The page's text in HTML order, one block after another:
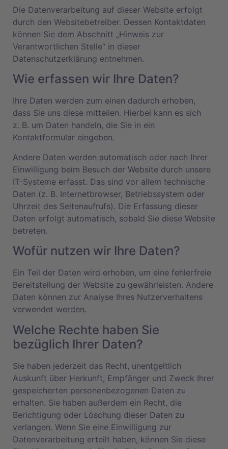
Die Datenverarbeitung auf dieser Website erfolgt
durch den Websitebetreiber. Dessen Kontaktdaten
können Sie dem Abschnitt „Hinweis zur
Verantwortlichen Stelle“ in dieser
Datenschutzerklärung entnehmen.
Wie erfassen wir Ihre Daten?
Ihre Daten werden zum einen dadurch erhoben,
dass Sie uns diese mitteilen. Hierbei kann es sich
z. B. um Daten handeln, die Sie in ein
Kontaktformular eingeben.
Andere Daten werden automatisch oder nach Ihrer
Einwilligung beim Besuch der Website durch unsere
IT-Systeme erfasst. Das sind vor allem technische
Daten (z. B. Internetbrowser, Betriebssystem oder
Uhrzeit des Seitenaufrufs). Die Erfassung dieser
Daten erfolgt automatisch, sobald Sie diese Website
betreten.
Wofür nutzen wir Ihre Daten?
Ein Teil der Daten wird erhoben, um eine fehlerfreie
Bereitstellung der Website zu gewährleisten. Andere
Daten können zur Analyse Ihres Nutzerverhaltens
verwendet werden.
Welche Rechte haben Sie
bezüglich Ihrer Daten?
Sie haben jederzeit das Recht, unentgeltlich
Auskunft über Herkunft, Empfänger und Zweck Ihrer
gespeicherten personenbezogenen Daten zu
erhalten. Sie haben außerdem ein Recht, die
Berichtigung oder Löschung dieser Daten zu
verlangen. Wenn Sie eine Einwilligung zur
Datenverarbeitung erteilt haben, können Sie diese